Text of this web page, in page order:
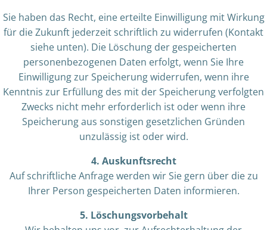
Sie haben das Recht, eine erteilte Einwilligung mit Wirkung
für die Zukunft jederzeit schriftlich zu widerrufen (Kontakt
siehe unten). Die Löschung der gespeicherten
personenbezogenen Daten erfolgt, wenn Sie Ihre
Einwilligung zur Speicherung widerrufen, wenn ihre
Kenntnis zur Erfüllung des mit der Speicherung verfolgten
Zwecks nicht mehr erforderlich ist oder wenn ihre
Speicherung aus sonstigen gesetzlichen Gründen
unzulässig ist oder wird.
4. Auskunftsrecht
Auf schriftliche Anfrage werden wir Sie gern über die zu
Ihrer Person gespeicherten Daten informieren.
5. Löschungsvorbehalt